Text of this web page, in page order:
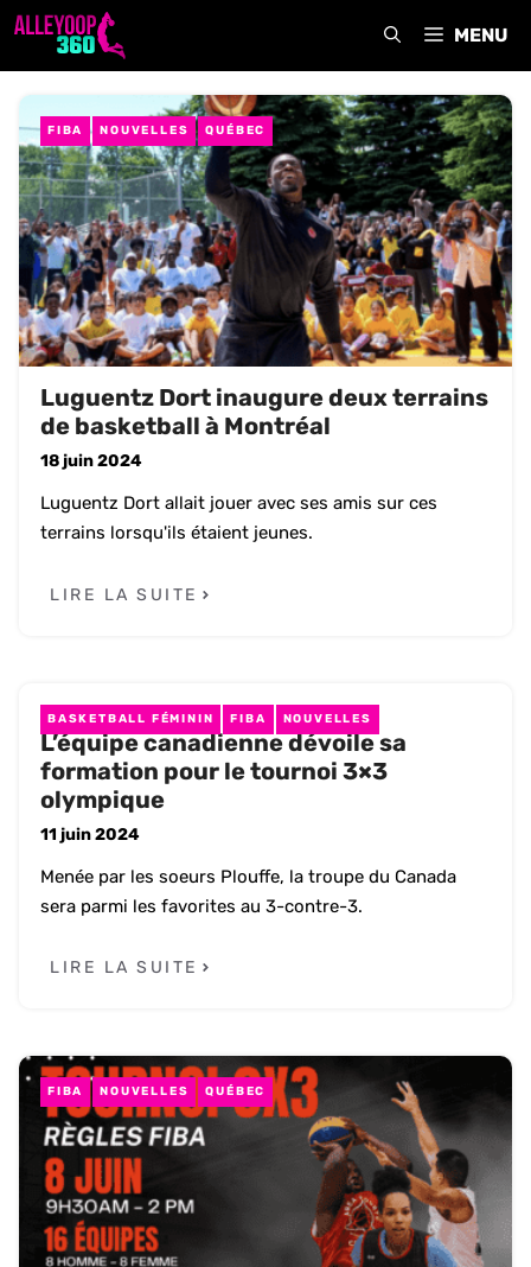
Aller
MENU
FIBA NOUVELLES QUÉBEC
Luguentz Dort inaugure deux terrains
de basketball à Montréal
18 juin 2024
Luguentz Dort allait jouer avec ses amis sur ces
terrains lorsqu'ils étaient jeunes.
LIRE LA SUITE
BASKETBALL FÉMININ FIBA NOUVELLES
L’équipe canadienne dévoile sa
formation pour le tournoi 3×3
olympique
11 juin 2024
Menée par les soeurs Plouffe, la troupe du Canada
sera parmi les favorites au 3-contre-3.
LIRE LA SUITE
FIBA NOUVELLES QUÉBEC